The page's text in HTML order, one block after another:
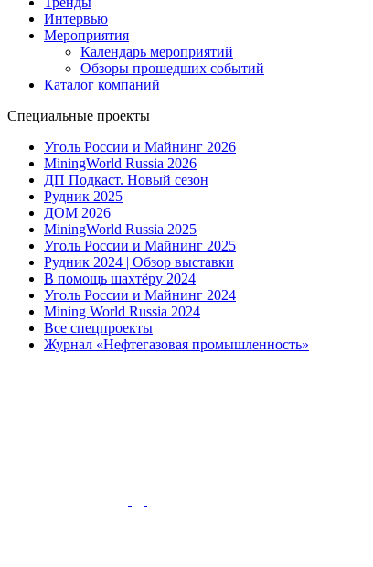
Интервью
Мероприятия
Календарь мероприятий
Обзоры прошедших событий
Каталог компаний
Специальные проекты
Уголь России и Майнинг 2026
MiningWorld Russia 2026
ДП Подкаст. Новый сезон
Рудник 2025
ДОМ 2026
MiningWorld Russia 2025
Уголь России и Майнинг 2025
Рудник 2024 | Обзор выставки
В помощь шахтёру 2024
Уголь России и Майнинг 2024
Mining World Russia 2024
Все спецпроекты
Журнал «Нефтегазовая промышленность»